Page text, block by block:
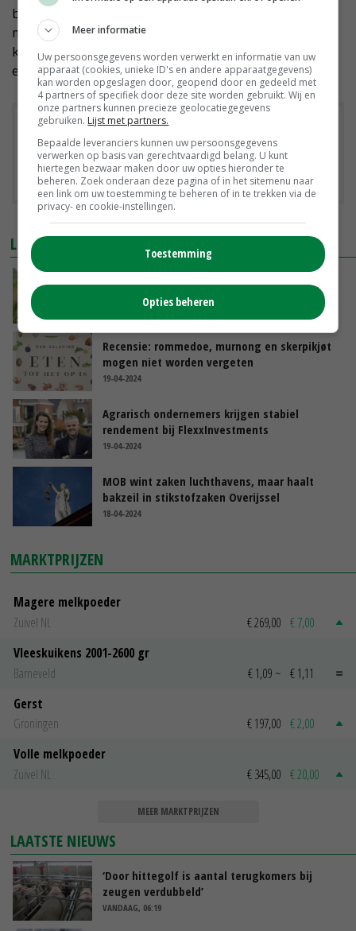
bedrijf 80.000 tot bijna 90.000 euro kan bedragen, bij
mestafzetkosten van 35 euro per kuub. Bij 20 euro per
kuub is het inkomensverlies per bedrijf zo'n 40.000
euro minder.
Downloads
Verlies van derogatie en mestafzetkosten melkveehouderij
LEES OOK
voor GLB niet meer toe
Recensie: rommedoe, murnong en skerpikjøt
mogen niet worden vergeten
19-04-2024
Agrarisch ondernemers krijgen stabiel
rendement bij FlexxInvestments
19-04-2024
MOB wint zaken luchthavens, maar haalt
bakzeil in stikstofzaken Overijssel
18-04-2024
MARKTPRIJZEN
Magere melkpoeder
Zuivel NL
€ 269,00 € 7,00
Vleeskuikens 2001-2600 gr
Barneveld
€ 1,09 ~ € 1,11
Gerst
Groningen
€ 197,00 € 2,00
Volle melkpoeder
Zuivel NL
€ 345,00 € 20,00
MEER MARKTPRIJZEN
LAATSTE NIEUWS
‘Door hittegolf is aantal terugkomers bij
zeugen verdubbeld’
VANDAAG, 06:19
Meer informatie
Uw persoonsgegevens worden verwerkt en informatie van uw
apparaat (cookies, unieke ID's en andere apparaatgegevens)
kan worden opgeslagen door, geopend door en gedeeld met
4 partners of specifiek door deze site worden gebruikt. Wij en
onze partners kunnen precieze geolocatiegegevens
gebruiken. Lijst met partners.
Bepaalde leveranciers kunnen uw persoonsgegevens
verwerken op basis van gerechtvaardigd belang. U kunt
hiertegen bezwaar maken door uw opties hieronder te
beheren. Zoek onderaan deze pagina of in het sitemenu naar
een link om uw toestemming te beheren of in te trekken via de
privacy- en cookie-instellingen.
Toestemming
Opties beheren